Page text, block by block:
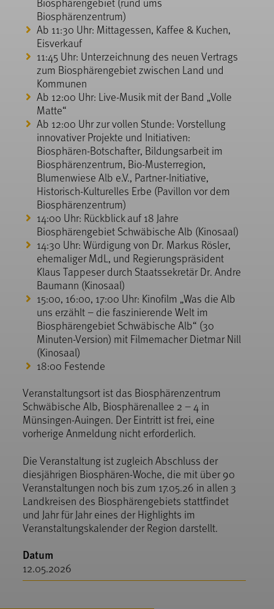
Biosphärenzentrum)
Ab 11:30 Uhr: Mittagessen, Kaffee & Kuchen,
Eisverkauf
11:45 Uhr: Unterzeichnung des neuen Vertrags
zum Biosphärengebiet zwischen Land und
Kommunen
Ab 12:00 Uhr: Live-Musik mit der Band „Volle
Matte“
Ab 12:00 Uhr zur vollen Stunde: Vorstellung
innovativer Projekte und Initiativen:
Biosphären-Botschafter, Bildungsarbeit im
Biosphärenzentrum, Bio-Musterregion,
Blumenwiese Alb e.V., Partner-Initiative,
Historisch-Kulturelles Erbe (Pavillon vor dem
Biosphärenzentrum)
14:00 Uhr: Rückblick auf 18 Jahre
Biosphärengebiet Schwäbische Alb (Kinosaal)
14:30 Uhr: Würdigung von Dr. Markus Rösler,
ehemaliger MdL, und Regierungspräsident
Klaus Tappeser durch Staatssekretär Dr. Andre
Baumann (Kinosaal)
15:00, 16:00, 17:00 Uhr: Kinofilm „Was die Alb
uns erzählt – die faszinierende Welt im
Biosphärengebiet Schwäbische Alb“ (30
Minuten-Version) mit Filmemacher Dietmar Nill
(Kinosaal)
18:00 Festende
Veranstaltungsort ist das Biosphärenzentrum
Schwäbische Alb, Biosphärenallee 2 – 4 in
Münsingen-Auingen. Der Eintritt ist frei, eine
vorherige Anmeldung nicht erforderlich.
Die Veranstaltung ist zugleich Abschluss der
diesjährigen Biosphären-Woche, die mit über 90
Veranstaltungen noch bis zum 17.05.26 in allen 3
Landkreisen des Biosphärengebiets stattfindet
und Jahr für Jahr eines der Highlights im
Veranstaltungskalender der Region darstellt.
Datum
12.05.2026